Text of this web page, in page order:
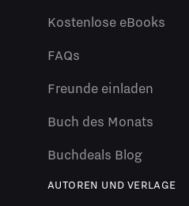
Kostenlose eBooks
FAQs
Freunde einladen
Buch des Monats
Buchdeals Blog
AUTOREN UND VERLAGE